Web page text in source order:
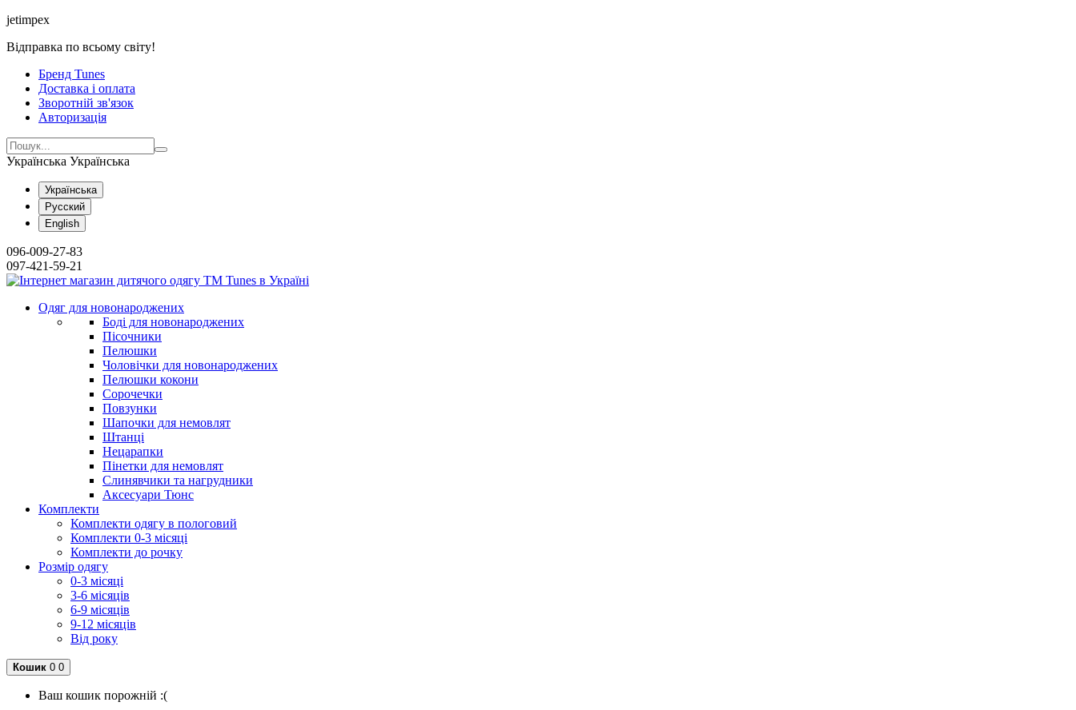
jetimpex
Відправка по всьому світу!
Бренд Tunes
Доставка і оплата
Зворотній зв'язок
Авторизація
Українська Українська
Українська
Русский
English
096-009-27-83
097-421-59-21
Одяг для новонароджених
Боді для новонароджених
Пісочники
Пелюшки
Чоловічки для новонароджених
Пелюшки кокони
Сорочечки
Повзунки
Шапочки для немовлят
Штанці
Нецарапки
Пінетки для немовлят
Слинявчики та нагрудники
Аксесуари Тюнс
Комплекти
Комплекти одягу в пологовий
Комплекти 0-3 місяці
Комплекти до рочку
Розмір одягу
0-3 місяці
3-6 місяців
6-9 місяців
9-12 місяців
Від року
Кошик 0 0
Ваш кошик порожній :(